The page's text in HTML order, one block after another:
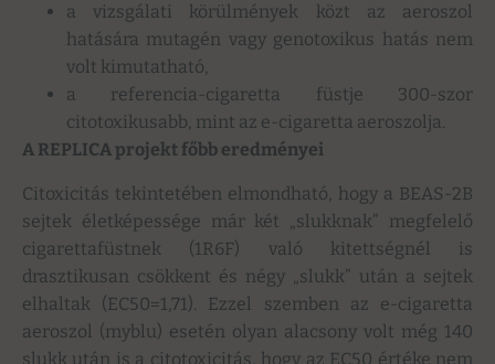
a vizsgálati körülmények közt az aeroszol
hatására mutagén vagy genotoxikus hatás nem
volt kimutatható,
a referencia-cigaretta füstje 300-szor
citotoxikusabb, mint az e-cigaretta aeroszolja.
A REPLICA projekt főbb eredményei
Citoxicitás tekintetében elmondható, hogy a BEAS-2B
sejtek életképessége már két „slukknak” megfelelő
cigarettafüstnek (1R6F) való kitettségnél is
drasztikusan csökkent és négy „slukk” után a sejtek
elhaltak (EC50=1,71). Ezzel szemben az e-cigaretta
aeroszol (myblu) esetén olyan alacsony volt még 140
slukk után is a citotoxicitás, hogy az EC50 értéke nem